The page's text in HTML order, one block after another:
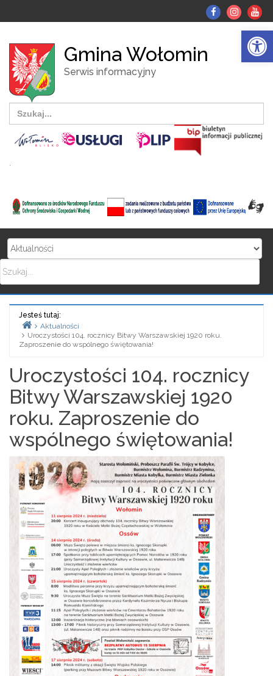
Otwórz pasek narzędzi
fb
Gmina Wołomin
Serwis informacyjny
Search
for:
Jesteś tutaj:
Home
Aktualności
Uroczystości 104. rocznicy Bitwy Warszawskiej 1920 roku.
Zaproszenie do wspólnego świętowania!
Uroczystości 104. rocznicy
Bitwy Warszawskiej 1920
roku. Zaproszenie do
wspólnego świętowania!